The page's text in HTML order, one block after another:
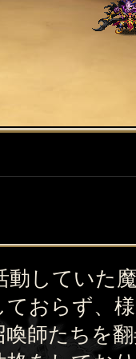
動していた
おらず、
師たちを